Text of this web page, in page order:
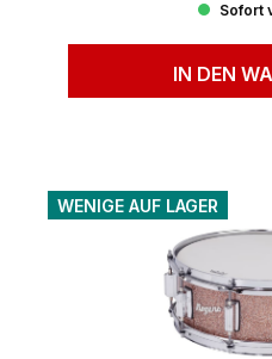
Sofort
IN DEN
WENIGE AUF LAGER